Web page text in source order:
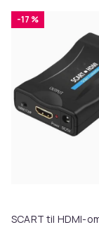
-17 %
SCART til HDMI-